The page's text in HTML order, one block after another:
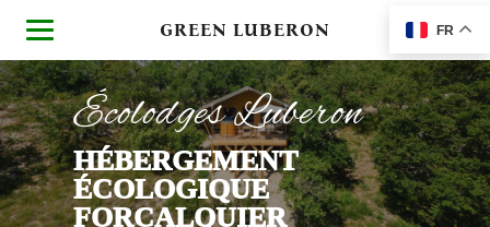
GREEN LUBERON FR
Écolodges Luberon
HÉBERGEMENT
ÉCOLOGIQUE
FORCALQUIER